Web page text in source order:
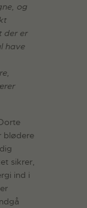
og
der er
have
blødere
sikrer,
ind i